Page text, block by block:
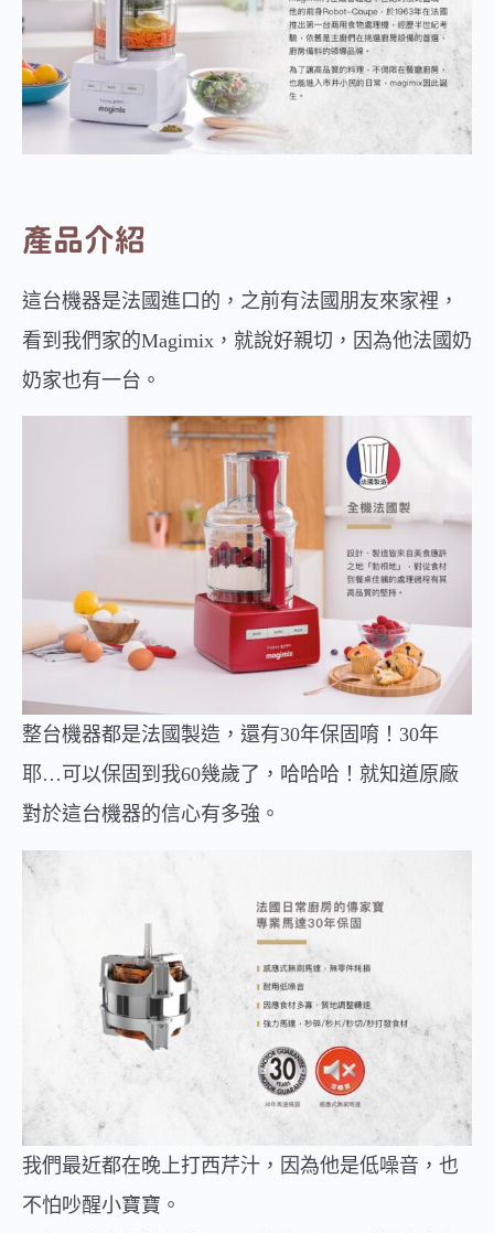
產品介紹
這台機器是法國進口的，之前有法國朋友來家裡，
看到我們家的Magimix，就說好親切，因為他法國奶
奶家也有一台。
整台機器都是法國製造，還有30年保固唷！30年
耶…可以保固到我60幾歲了，哈哈哈！就知道原廠
對於這台機器的信心有多強。
我們最近都在晚上打西芹汁，因為他是低噪音，也
不怕吵醒小寶寶。